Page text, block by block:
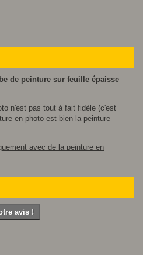
de peinture sur feuille épaisse
n'est pas tout à fait fidèle (c'est
en photo est bien la peinture
avec de la peinture en
avis !